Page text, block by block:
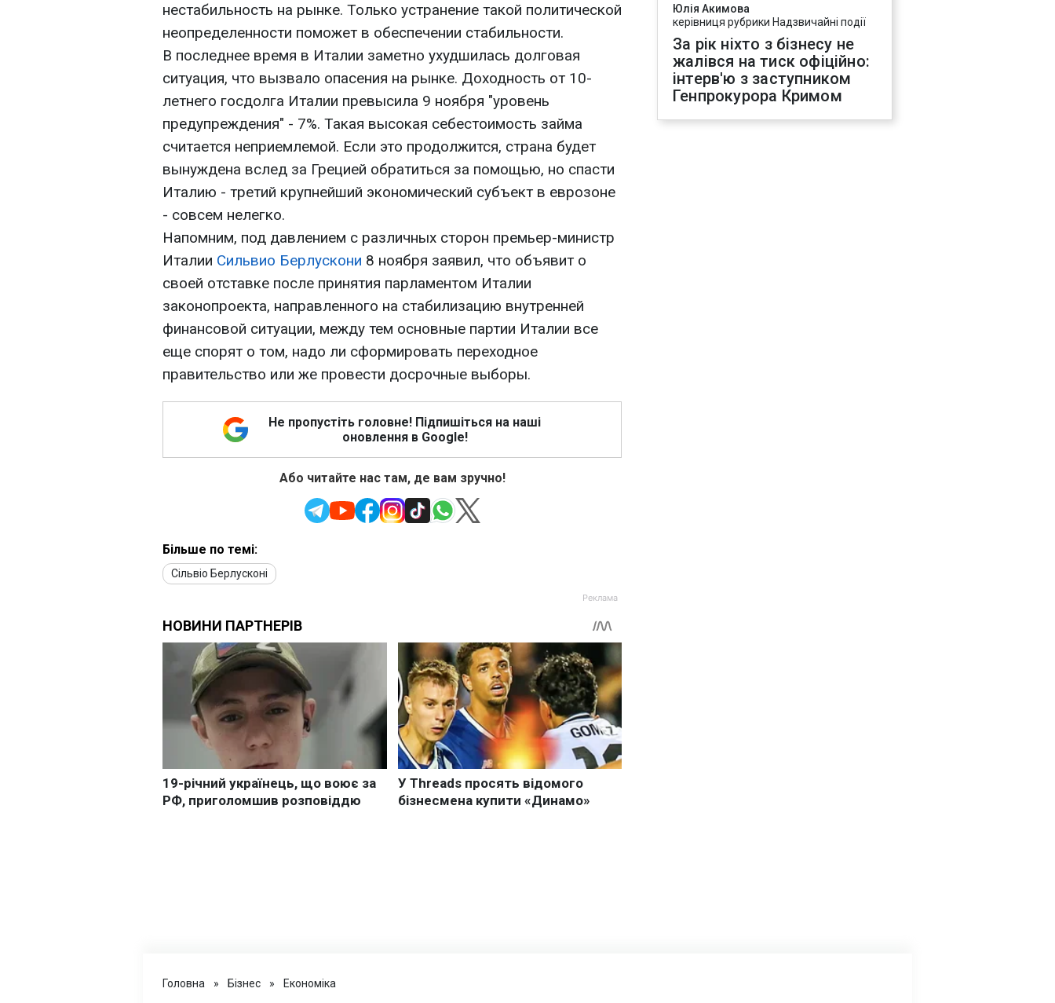
нестабильность на рынке. Только устранение такой политической
неопределенности поможет в обеспечении стабильности.
В последнее время в Италии заметно ухудшилась долговая
ситуация, что вызвало опасения на рынке. Доходность от 10-
летнего госдолга Италии превысила 9 ноября "уровень
предупреждения" - 7%. Такая высокая себестоимость займа
считается неприемлемой. Если это продолжится, страна будет
вынуждена вслед за Грецией обратиться за помощью, но спасти
Италию - третий крупнейший экономический субъект в еврозоне
- совсем нелегко.
Напомним, под давлением с различных сторон премьер-министр
Италии Сильвио Берлускони 8 ноября заявил, что объявит о
своей отставке после принятия парламентом Италии
законопроекта, направленного на стабилизацию внутренней
финансовой ситуации, между тем основные партии Италии все
еще спорят о том, надо ли сформировать переходное
правительство или же провести досрочные выборы.
Не пропустіть головне! Підпишіться на наші
оновлення в Google!
Або читайте нас там, де вам зручно!
Більше по темі:
Сільвіо Берлусконі
Юлія Акимова
керівниця рубрики Надзвичайні події
За рік ніхто з бізнесу не
жалівся на тиск офіційно:
інтерв'ю з заступником
Генпрокурора Кримом
Головна » Бізнес » Економіка